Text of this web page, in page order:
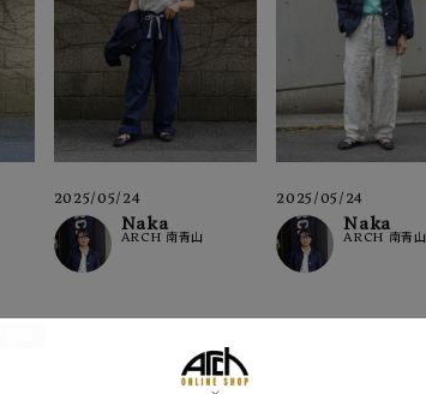
2025/05/24
Naka
ARCH 南青山
2025/05/24
Naka
ARCH 南青山